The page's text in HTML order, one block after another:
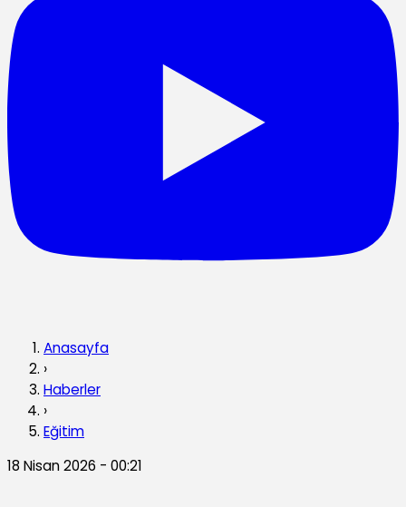
Anasayfa
›
Haberler
›
Eğitim
18 Nisan 2026 - 00:21